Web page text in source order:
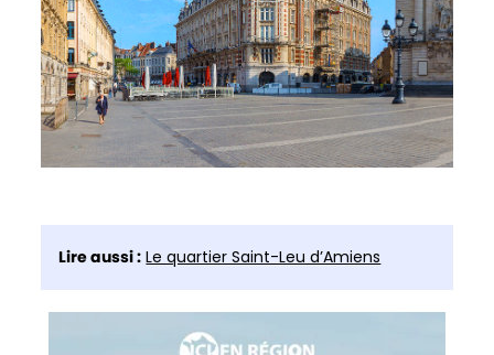
Lire aussi : Le quartier Saint-Leu d’Amiens